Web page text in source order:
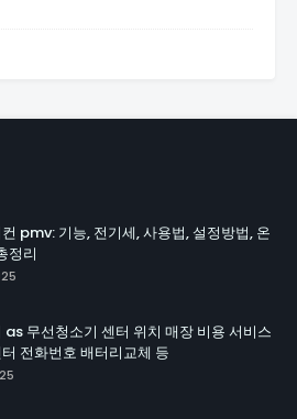
pmv: 기능, 전기세, 사용법, 설정방법, 온
정리
as 무선청소기 센터 위치 매장 비용 서비스
전화번호 배터리교체 등